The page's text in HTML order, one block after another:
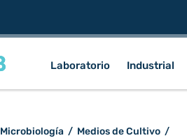
Laboratorio Industrial
Microbiología / Medios de Cultivo /